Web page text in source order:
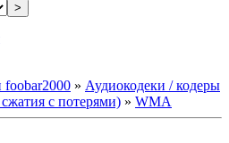
>
» Аудиокодеки / кодеры
с потерями) » WMA